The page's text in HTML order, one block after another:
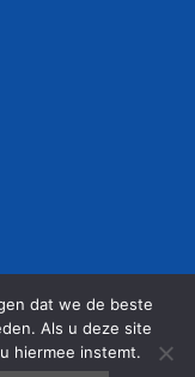
| Designed
dat we de beste
Als u deze site
hiermee instemt.